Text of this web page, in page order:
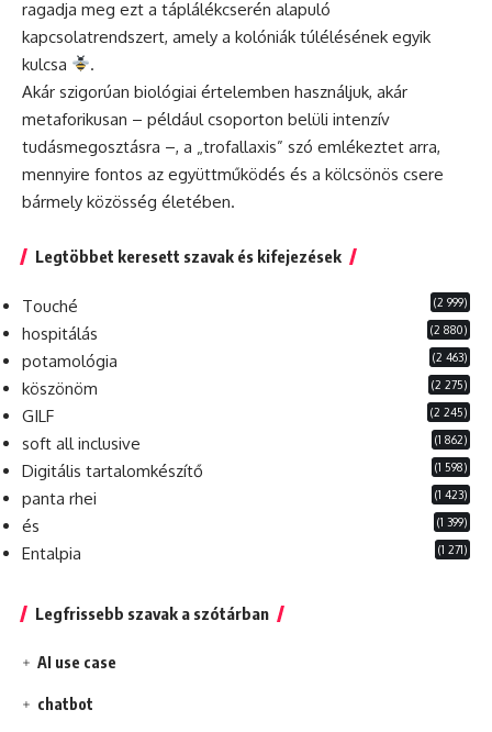
ragadja meg ezt a táplálékcserén alapuló
kapcsolatrendszert, amely a kolóniák túlélésének egyik
kulcsa
.
Akár szigorúan biológiai értelemben használjuk, akár
metaforikusan – például csoporton belüli intenzív
tudásmegosztásra –, a „trofallaxis” szó emlékeztet arra,
mennyire fontos az együttműködés és a kölcsönös csere
bármely közösség életében.
Legtöbbet keresett szavak és kifejezések
Touché (2 999)
hospitálás (2 880)
potamológia (2 463)
köszönöm (2 275)
GILF (2 245)
soft all inclusive (1 862)
Digitális tartalomkészítő (1 598)
panta rhei (1 423)
és (1 399)
Entalpia (1 271)
Legfrissebb szavak a szótárban
AI use case
chatbot